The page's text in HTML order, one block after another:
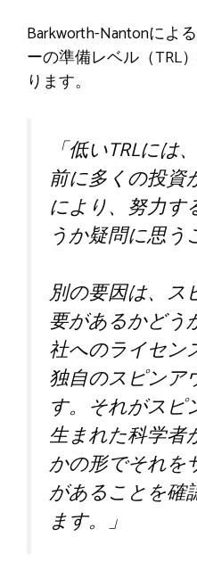
Barkworth-Nantonによ
ーの準備レベル（TRL
ります。
「低いTRLには
前に多くの投資
により、努力す
うか疑問に思う
別の要因は、ス
要があるかどう
社へのライセン
独自のスピンア
す。それがスピ
生まれた科学者
かの形でそれを
があることを確
ます。」